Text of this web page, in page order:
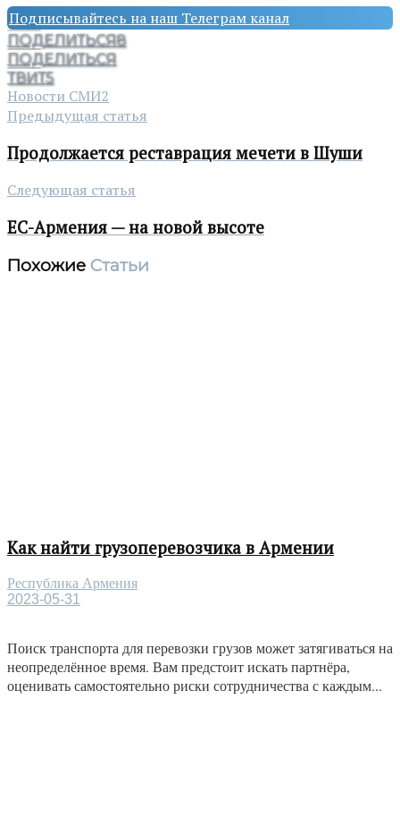
Подписывайтесь на наш Телеграм канал
ПОДЕЛИТЬСЯ8
ПОДЕЛИТЬСЯ
ТВИТ5
Новости СМИ2
Предыдущая статья
Продолжается реставрация мечети в Шуши
Следующая статья
ЕС-Армения — на новой высоте
Похожие Статьи
Как найти грузоперевозчика в Армении
Республика Армения
2023-05-31
Поиск транспорта для перевозки грузов может затягиваться на
неопределённое время. Вам предстоит искать партнёра,
оценивать самостоятельно риски сотрудничества с каждым...